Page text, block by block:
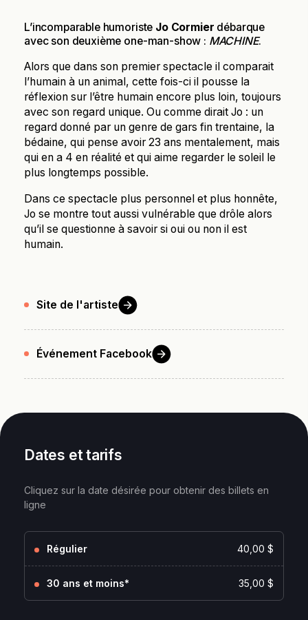
L’incomparable humoriste Jo Cormier débarque
avec son deuxième one-man-show : MACHINE.
Alors que dans son premier spectacle il comparait
l’humain à un animal, cette fois-ci il pousse la
réflexion sur l’être humain encore plus loin, toujours
avec son regard unique. Ou comme dirait Jo : un
regard donné par un genre de gars fin trentaine, la
bédaine, qui pense avoir 23 ans mentalement, mais
qui en a 4 en réalité et qui aime regarder le soleil le
plus longtemps possible.
Dans ce spectacle plus personnel et plus honnête,
Jo se montre tout aussi vulnérable que drôle alors
qu’il se questionne à savoir si oui ou non il est
humain.
Site de l'artiste
Événement Facebook
Dates et tarifs
Cliquez sur la date désirée pour obtenir des billets en
ligne
Régulier 40,00 $
30 ans et moins* 35,00 $